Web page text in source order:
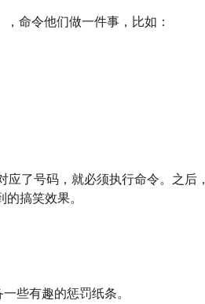
命令他们做一件事，比如：
了号码，就必须执行命令。之后，
搞笑效果。
些有趣的惩罚纸条。